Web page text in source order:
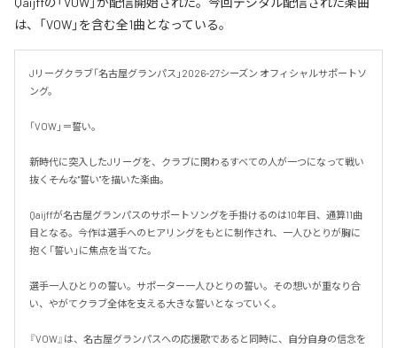
は、「VOW」を含む全1曲となっている。
Jリーグクラブ「名古屋グランパス」2026-27シーズン オフィシャルサポートソ
ング。
「VOW」＝誓い。
新時代に突入したJリーグを、クラブに関わるすべての人が一つになって戦い
抜く――そんな"誓い"を描いた楽曲。
Qaijffが名古屋グランパスのサポートソングを手掛けるのは10年目、通算11曲
目となる。今作は選手へのヒアリングをもとに制作され、一人ひとりが胸に
抱く「誓い」に焦点を当てた。
選手一人ひとりの誓い。サポーター一人ひとりの誓い。その想いが重なり合
い、やがてクラブ全体を支える大きな誓いとなっていく。
『VOW』は、名古屋グランパスへの応援歌であると同時に、自分自身の信念を